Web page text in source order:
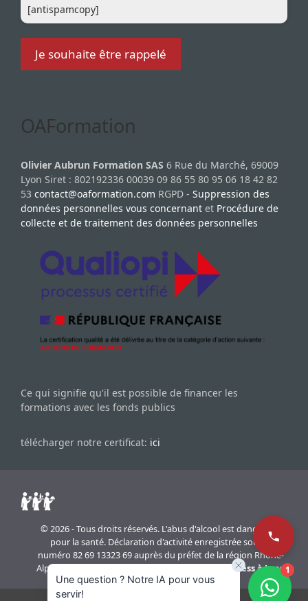
[antispamcopy]
OAFormation
Olivier Aubrun Formation SAS 6 Rue du Marché, 69009
Lyon Siret : 802192336 00039 09 86 55 80 95 06 18 42 82
53 contact@oaformation.com RGPD - Suppression des
données personnelles vous concernant et Procédure de
collecte et de traitement des données personnelles
Ce qui signifie qu'il est possible de financer les
formations avec les fonds publics
télécharger notre certificat: ici
© 2026 - Tous droits réservés. L'abus d'alcool est dangereux
pour la santé. Déclaration d'activité enregistrée sous le
numéro 82 69 13323 69 auprès du préfet de la région Rhône-
Alpes. Réalisation du site internetagence WordPress à Lyon
Une question ? Notre IA pour vous
servir!
1